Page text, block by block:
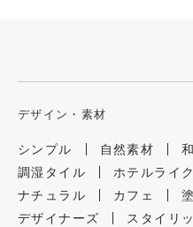
デザイン・素材
シンプル 自然素材
調湿タイル
ホテルライク
ナチュラル
カフェ
デザイナーズ
スタイリ